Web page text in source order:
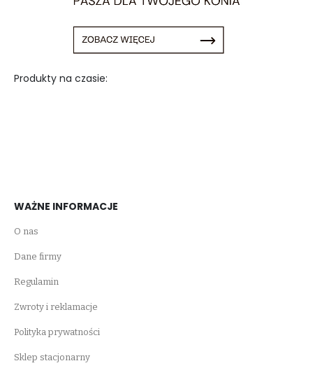
Produkty na czasie:
WAŻNE INFORMACJE
O nas
Dane firmy
Regulamin
Zwroty i reklamacje
Polityka prywatności
Sklep stacjonarny